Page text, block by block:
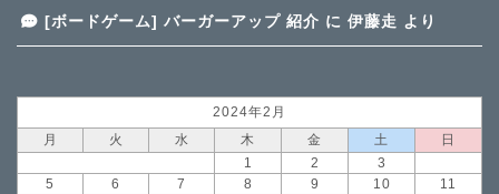
[ボードゲーム] バーガーアップ 紹介 に 伊藤走 より
2024年2月
月
火 水 木 金 土
日
1
2 3
5
6 7 8 9 10
11